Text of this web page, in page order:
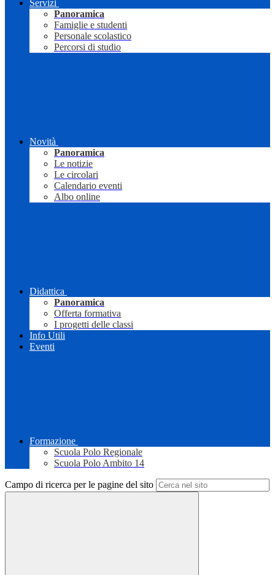
Servizi
Panoramica
Famiglie e studenti
Personale scolastico
Percorsi di studio
Novità
Panoramica
Le notizie
Le circolari
Calendario eventi
Albo online
Didattica
Panoramica
Offerta formativa
I progetti delle classi
Info Utili
Eventi
Formazione
Scuola Polo Regionale
Scuola Polo Ambito 14
Campo di ricerca per le pagine del sito